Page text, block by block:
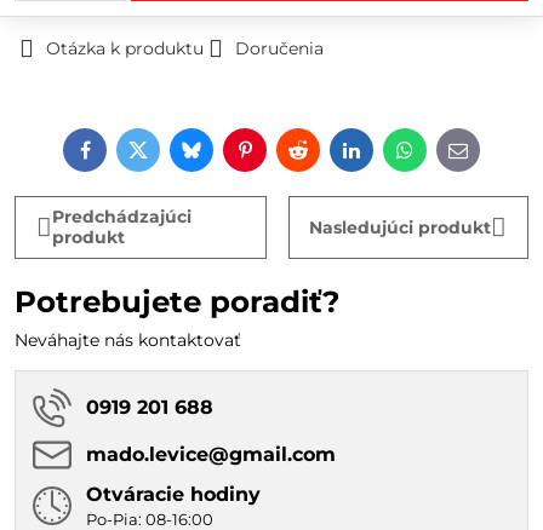
Otázka k produktu Doručenia
FacebookTwitterBlueskyPinterestRedditLinkedInWhatsApp
E-
mail
Predchádzajúci
produkt
Nasledujúci produkt
Potrebujete poradiť?
Neváhajte nás kontaktovať
0919 201 688
mado​.levice​@gmail​.com
Otváracie hodiny
Po-Pia: 08-16:00